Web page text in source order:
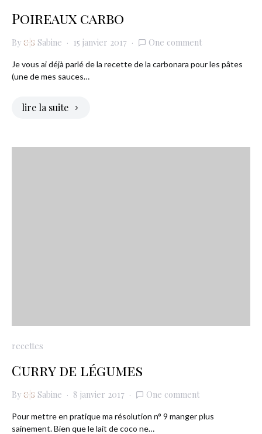
Poireaux carbo
By Sabine 15 janvier 2017 One comment
Je vous ai déjà parlé de la recette de la carbonara pour les pâtes
(une de mes sauces…
lire la suite
recettes
Curry de légumes
By Sabine 8 janvier 2017 One comment
Pour mettre en pratique ma résolution n° 9 manger plus
sainement. Bien que le lait de coco ne…